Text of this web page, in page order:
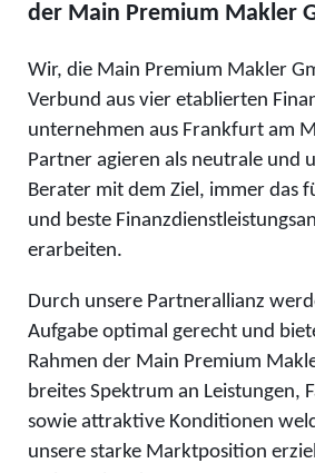
der Main Premium Makler
Wir, die Main Premium Makler
Verbund aus vier etablierten
unternehmen aus Frankfurt am
Partner agieren als neutrale und
Berater mit dem Ziel, immer das
und beste
erarbeiten.
Durch unsere Partnerallianz
Aufgabe optimal gerecht und
Rahmen der Main Premium
breites Spektrum an Leistungen,
sowie attraktive Konditionen
unsere starke Marktposition